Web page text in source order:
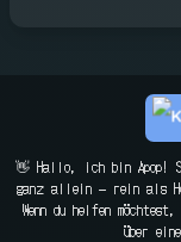
👋 Hallo, ich bin Apop!
ganz allein — rein als
Wenn du helfen
über